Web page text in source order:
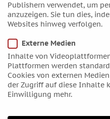
Dezember 2018
November 2018
Oktober 2018
September 2018
August 2018
Juli 2018
Juni 2018
Mai 2018
Publishern verwendet, um
anzuzeigen. Sie tun dies,
Websites hinweg verfolgen.
Externe Medien
Inhalte von
Plattformen werden
Cookies von externen
der Zugriff auf diese Inhalte
Einwilligung mehr.